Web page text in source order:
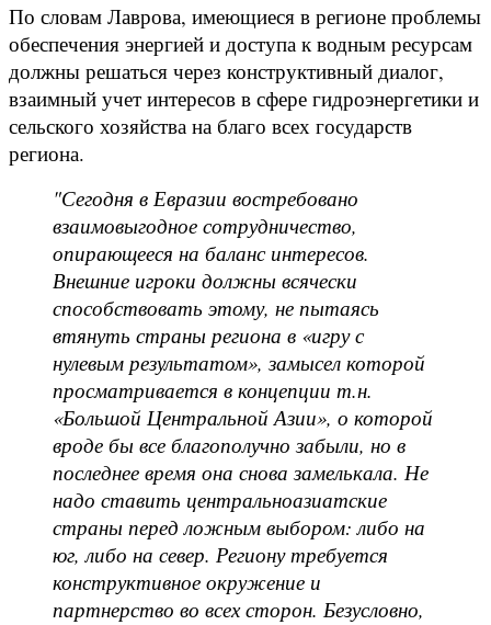
По словам Лаврова, имеющиеся в регионе проблемы
обеспечения энергией и доступа к водным ресурсам
должны решаться через конструктивный диалог,
взаимный учет интересов в сфере гидроэнергетики и
сельского хозяйства на благо всех государств
региона.
"Сегодня в Евразии востребовано
взаимовыгодное сотрудничество,
опирающееся на баланс интересов.
Внешние игроки должны всячески
способствовать этому, не пытаясь
втянуть страны региона в «игру с
нулевым результатом», замысел которой
просматривается в концепции т.н.
«Большой Центральной Азии», о которой
вроде бы все благополучно забыли, но в
последнее время она снова замелькала. Не
надо ставить центральноазиатские
страны перед ложным выбором: либо на
юг, либо на север. Региону требуется
конструктивное окружение и
партнерство во всех сторон. Безусловно,